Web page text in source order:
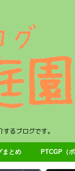
るブログです。
まとめ PTCGP（ポ